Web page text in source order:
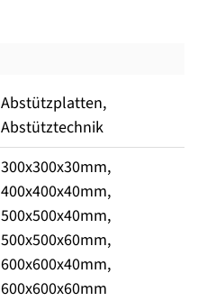
Abstützplatten,
Abstütztechnik
300x300x30mm,
400x400x40mm,
500x500x40mm,
500x500x60mm,
600x600x40mm,
600x600x60mm